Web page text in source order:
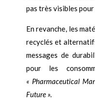
pas très visibles
En revanche, les
recyclés et
messages de
pour les
« Pharmaceutical
Future ».